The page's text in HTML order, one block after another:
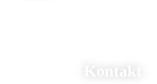
Kontakt